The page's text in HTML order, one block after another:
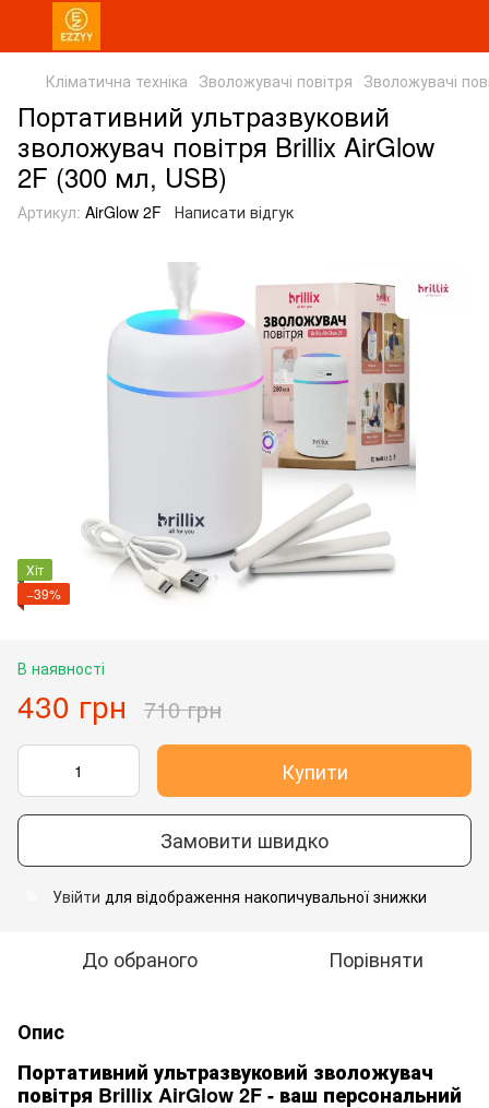
Кліматична техніка Зволожувачі повітря Зволожувачі
Портативний ультразвуковий
зволожувач повітря Brillix AirGlow
2F (300 мл, USB)
Артикул: AirGlow 2F Написати відгук
Хіт
−39%
В наявності
430 грн 710 грн
Купити
Замовити швидко
Увійти для відображення накопичувальної знижки
До обраного Порівняти
Опис
Портативний ультразвуковий зволожувач
повітря Brillix AirGlow 2F - ваш персональний